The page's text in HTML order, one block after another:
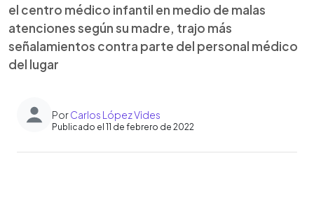
el centro médico infantil en medio de malas
atenciones según su madre, trajo más
señalamientos contra parte del personal médico
del lugar
PorCarlos López Vides
Publicado el 11 de febrero de 2022